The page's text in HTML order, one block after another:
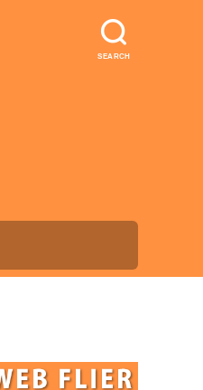
SEARCH